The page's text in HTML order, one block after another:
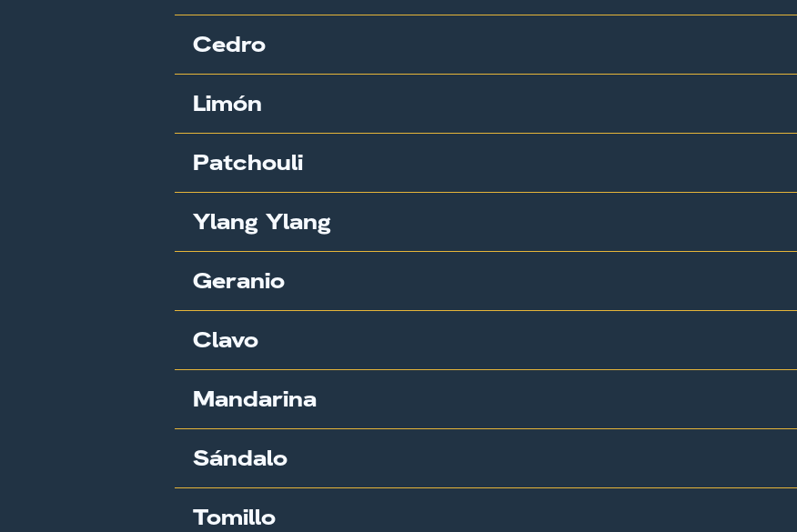
Cedro
Limón
Patchouli
Ylang Ylang
Geranio
Clavo
Mandarina
Sándalo
Tomillo